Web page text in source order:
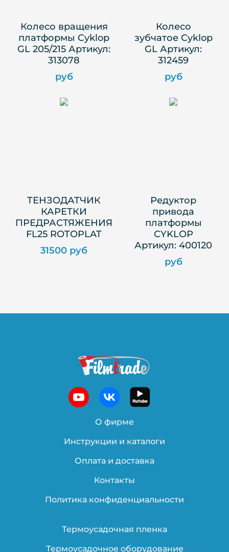
Колесо вращения
платформы Cyklop
GL 205/215 Артикул:
313078
руб
Колесо
зубчатое Cyklop
GL Артикул:
312459
руб
ТЕНЗОДАТЧИК
КАРЕТКИ
ПРЕДРАСТЯЖЕНИЯ
FL25 ROTOPLAT
31500 руб
Редуктор
привода
платформы
CYKLOP
Артикул: 400120
руб
О фирме
Инструкции и каталоги
Оплата и доставка
Контакты
Политика конфиденциальности
Термоусадочная пленка
Термоусадочное оборудование